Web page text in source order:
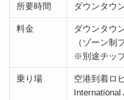
所要時間 ダウンタウ
料金
ダウンタウ
（ゾーン制
※別途チッ
乗り場
空港到着ロ